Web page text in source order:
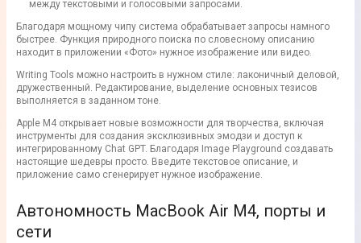
между текстовыми и голосовыми запросами.
Благодаря мощному чипу система обрабатывает запросы намного
быстрее. Функция природного поиска по словесному описанию
находит в приложении «Фото» нужное изображение или видео.
Writing Tools можно настроить в нужном стиле: лаконичный деловой,
дружественный. Редактирование, выделение основных тезисов
выполняется в заданном тоне.
Apple M4 открывает новые возможности для творчества, включая
инструменты для создания эксклюзивных эмодзи и доступ к
интегрированному Chat GPT. Благодаря Image Playground создавать
настоящие шедевры просто. Введите текстовое описание, и
приложение само сгенерирует нужное изображение.
Автономность MacBook Air M4, порты и
сети